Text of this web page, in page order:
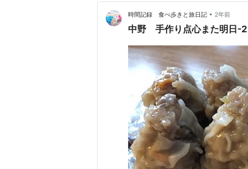
時間記録 食べ歩きと旅日記 • 2年前
中野 手作り点心また明日-2